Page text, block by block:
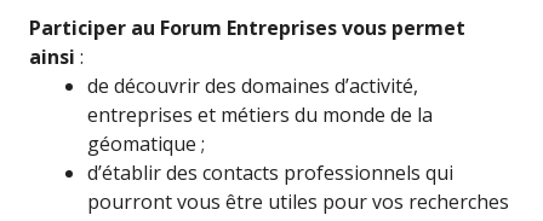
Participer au Forum Entreprises vous permet
ainsi :
de découvrir des domaines d’activité,
entreprises et métiers du monde de la
géomatique ;
d’établir des contacts professionnels qui
pourront vous être utiles pour vos recherches